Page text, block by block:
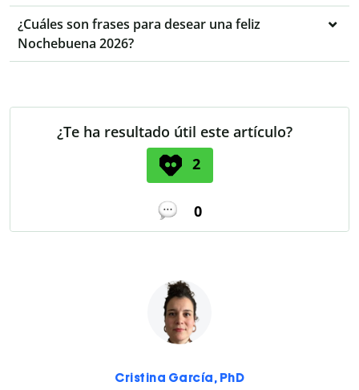
¿Cuáles son frases para desear una feliz
Nochebuena 2026?
¿Te ha resultado útil este artículo?
2
0
Cristina García, PhD